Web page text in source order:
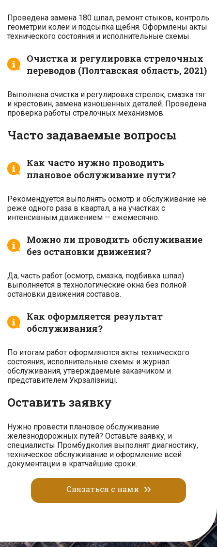
Проведена замена 180 шпал, ремонт стыков, контроль
геометрии колеи и подсыпка щебня. Оформлены акты
технического состояния и исполнительные схемы.
Очистка и регулировка стрелочных
переводов (Полтавская область, 2021)
Выполнена очистка и регулировка стрелок, смазка тяг
и крестовин, замена изношенных деталей. Проведена
проверка работы стрелочных механизмов.
Часто задаваемые вопросы
Как часто нужно проводить
плановое обслуживание пути?
Рекомендуется выполнять осмотр и обслуживание не
реже одного раза в квартал, а на участках с
интенсивным движением — ежемесячно.
Можно ли проводить обслуживание
без остановки движения?
Да, часть работ (осмотр, смазка, подбивка шпал)
выполняется в технологические окна без полной
остановки движения составов.
Как оформляется результат
обслуживания?
По итогам работ оформляются акты технического
состояния, исполнительные схемы и журнал
обслуживания, утверждаемые заказчиком и
представителем Укрзалізниці.
Оставить заявку
Нужно провести плановое обслуживание
железнодорожных путей? Оставьте заявку, и
специалисты Промбудколия выполнят диагностику,
техническое обслуживание и оформление всей
документации в кратчайшие сроки.
Связаться с нами